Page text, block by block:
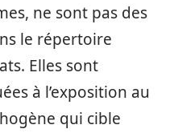
ne sont pas des
le répertoire
Elles sont
à l’exposition au
qui cible